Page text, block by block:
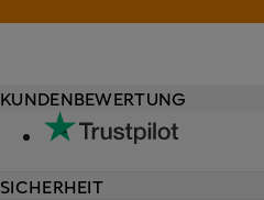
KUNDENBEWERTUNG
SICHERHEIT